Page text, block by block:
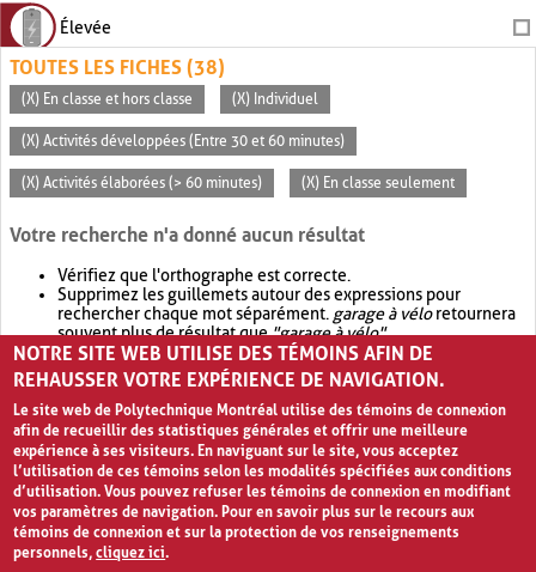
Élevée
TOUTES LES FICHES (38)
(X) En classe et hors classe (X) Individuel
(X) Activités développées (Entre 30 et 60 minutes)
(X) Activités élaborées (> 60 minutes) (X) En classe seulement
Votre recherche n'a donné aucun résultat
Vérifiez que l'orthographe est correcte.
Supprimez les guillemets autour des expressions pour
rechercher chaque mot séparément. garage à véloretournera
souvent plus de résultat que"garage à vélo".
Envisagez d'élargir votre recherche avec OR.garage OR vélo
retournera souvent plus de résultat quegarage à vélo
NOTRE SITE WEB UTILISE DES TÉMOINS AFIN DE
REHAUSSER VOTRE EXPÉRIENCE DE NAVIGATION.
Le site web de Polytechnique Montréal utilise des témoins de connexion
afin de recueillir des statistiques générales et offrir une meilleure
expérience à ses visiteurs. En naviguant sur le site, vous acceptez
l’utilisation de ces témoins selon les modalités spécifiées aux conditions
d’utilisation. Vous pouvez refuser les témoins de connexion en modifiant
vos paramètres de navigation. Pour en savoir plus sur le recours aux
témoins de connexion et sur la protection de vos renseignements
personnels,cliquez ici.